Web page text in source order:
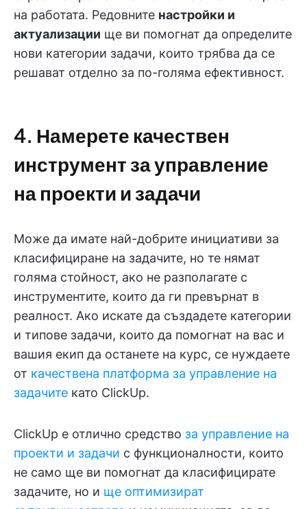
на работата. Редовните настройки и
актуализации ще ви помогнат да определите
нови категории задачи, които трябва да се
решават отделно за по-голяма ефективност.
4. Намерете качествен
инструмент за управление
на проекти и задачи
Може да имате най-добрите инициативи за
класифициране на задачите, но те нямат
голяма стойност, ако не разполагате с
инструментите, които да ги превърнат в
реалност. Ако искате да създадете категории
и типове задачи, които да помогнат на вас и
вашия екип да останете на курс, се нуждаете
от качествена платформа за управление на
задачите като ClickUp.
ClickUp е отлично средство за управление на
проекти и задачи с функционалности, които
не само ще ви помогнат да класифицирате
задачите, но и ще оптимизират